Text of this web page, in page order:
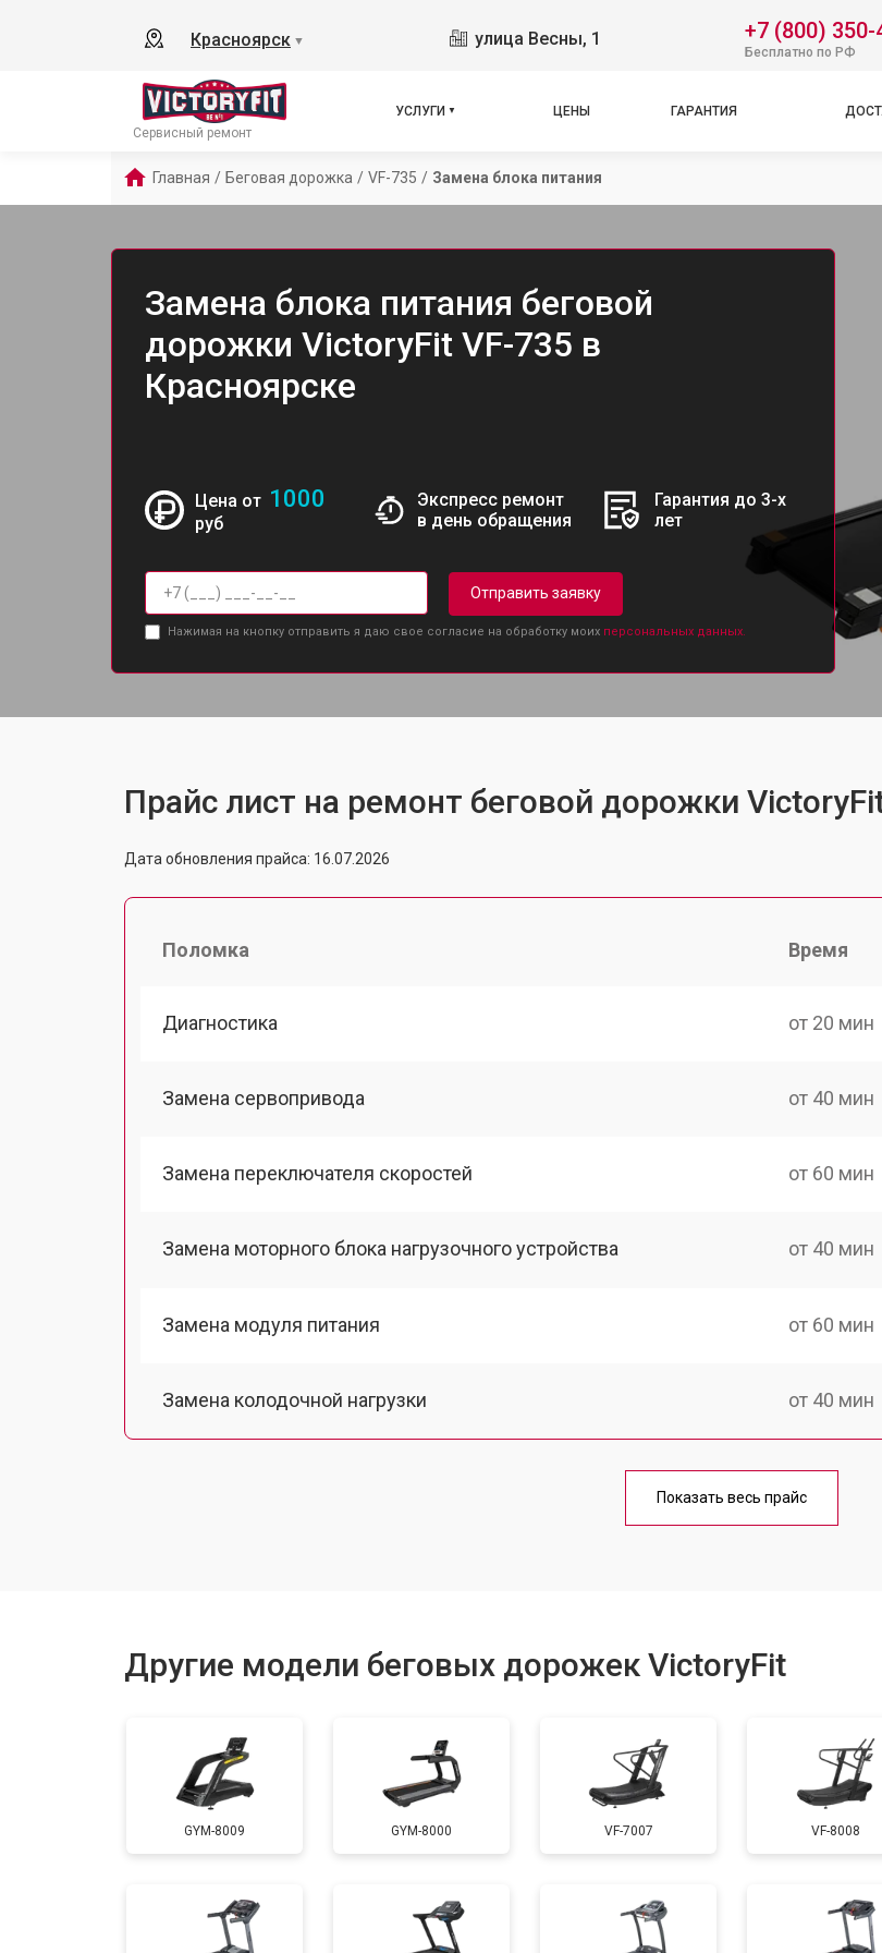
Красноярск ▼ улица Весны, 1 +7 (800) 350-
Бесплатно по РФ
Сервисный ремонт
УСЛУГИ ЦЕНЫ ГАРАНТИЯ
Главная / Беговая дорожка / VF-735 / Замена блока питания
Замена блока питания беговой
дорожки VictoryFit VF-735 в
Красноярске
Цена от 1000
руб
Экспресс ремонт
в день обращения
Гарантия до 3-х
лет
Отправить заявку
Нажимая на кнопку отправить я даю свое согласие на обработку моих персональных данных.
Прайс лист на ремонт беговой дорожки
Дата обновления прайса: 16.07.2026
Поломка Время
Диагностика от 20 мин
Замена сервопривода от 40 мин
Замена переключателя скоростей от 60 мин
Замена моторного блока нагрузочного устройства от 40 мин
Замена модуля питания от 60 мин
Замена колодочной нагрузки от 40 мин
от 70 мин
Замена беговых дек от 60 мин
Замена основного двигателя от 50 мин
Обслуживание от 60 мин
Показать весь прайс
Другие модели беговых дорожек VictoryFit
GYM-8009 GYM-8000 VF-7007 VF-8008